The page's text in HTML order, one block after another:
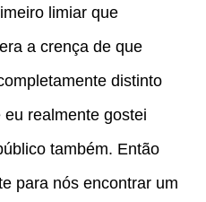
limiar que
a crença de que
distinto
realmente gostei
também. Então
para nós encontrar um